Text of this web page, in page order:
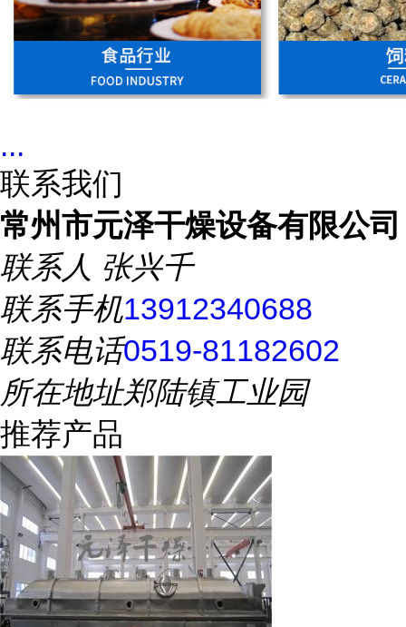
...
联系我们
常州市元泽干燥设备有限公司
联系人 张兴千
联系手机13912340688
联系电话0519-81182602
所在地址郑陆镇工业园
推荐产品